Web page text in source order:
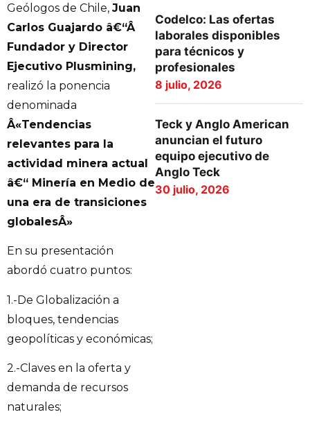
Geólogos de Chile, Juan
Carlos Guajardo â€“Â
Fundador y Director
Ejecutivo Plusmining,
realizó la ponencia
denominada
Â«Tendencias
relevantes para la
actividad minera actual
â€“ Minería en Medio de
una era de transiciones
globalesÂ»
En su presentación
abordó cuatro puntos:
1.-De Globalización a
bloques, tendencias
geopolíticas y económicas;
2.-Claves en la oferta y
demanda de recursos
naturales;
Codelco: Las ofertas
laborales disponibles
para técnicos y
profesionales
8 julio, 2026
Teck y Anglo American
anuncian el futuro
equipo ejecutivo de
Anglo Teck
30 julio, 2026